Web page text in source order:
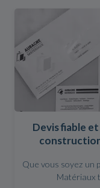
Devis fiable
Que vous soyez un
Matériaux